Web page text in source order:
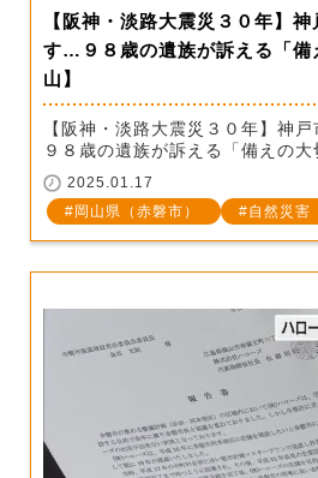
【阪神・淡路大震災３０年】
す…９８歳の遺族が訴える「備
山】
【阪神・淡路大震災３０年】神
９８歳の遺族が訴える「備えの大
2025.01.17
岡山県（赤磐市）
自然災害